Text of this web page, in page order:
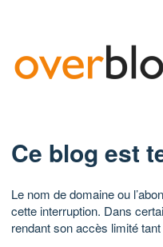
Ce blog est
Le nom de domaine ou
cette interruption. Dans
rendant son accès limité